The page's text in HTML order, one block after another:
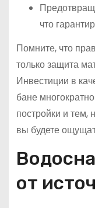
что
Помните, что
только защита
Инвестиции в
бане
постройки и тем,
вы будете
от